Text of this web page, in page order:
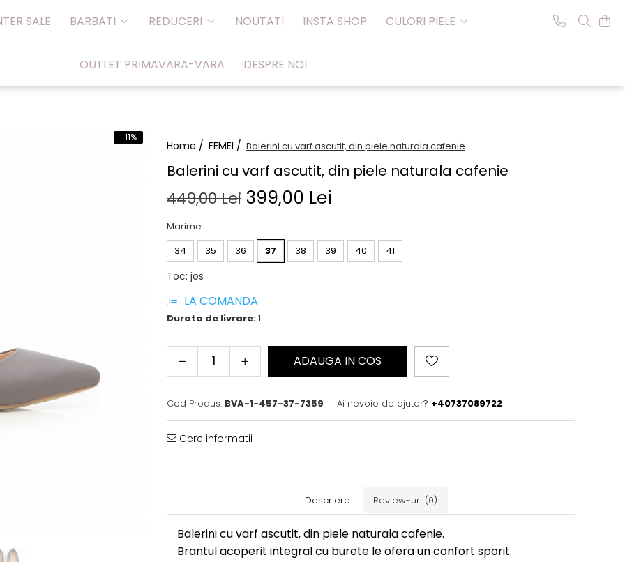
SALE BARBATI REDUCERI NOUTATI INSTA SHOP CULORI PIELE
OUTLET PRIMAVARA-VARA DESPRE NOI
Home / FEMEI / Balerini cu varf ascutit, din piele naturala cafenie
Balerini cu varf ascutit, din piele naturala cafenie
-11%
449,00 Lei 399,00 Lei
Marime:
34
35 36 37 38 39 40 41
Toc: jos
LA COMANDA
Durata de livrare:1
ADAUGA IN COS
Cod Produs: BVA-1-457-37-7359 Ai nevoie de ajutor? +40737089722
Cere informatii
Descriere Review-uri (0)
Balerini cu varf ascutit, din piele naturala cafenie.
Brantul acoperit integral cu burete le ofera un confort sporit.